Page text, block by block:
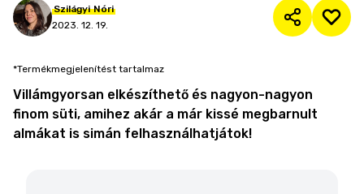
Szilágyi Nóri
2023. 12. 19.
*Termékmegjelenítést tartalmaz
Villámgyorsan elkészíthető és nagyon-nagyon
finom süti, amihez akár a már kissé megbarnult
almákat is simán felhasználhatjátok!